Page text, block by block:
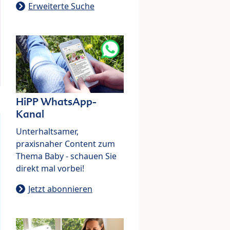
Erweiterte Suche
HiPP WhatsApp-
Kanal
Unterhaltsamer,
praxisnaher Content zum
Thema Baby - schauen Sie
direkt mal vorbei!
Jetzt abonnieren